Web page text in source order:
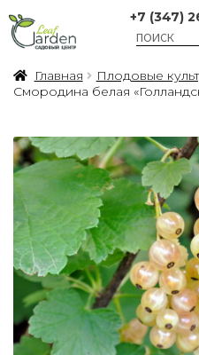
+7 (347)
Главная Плодовые
Смородина белая